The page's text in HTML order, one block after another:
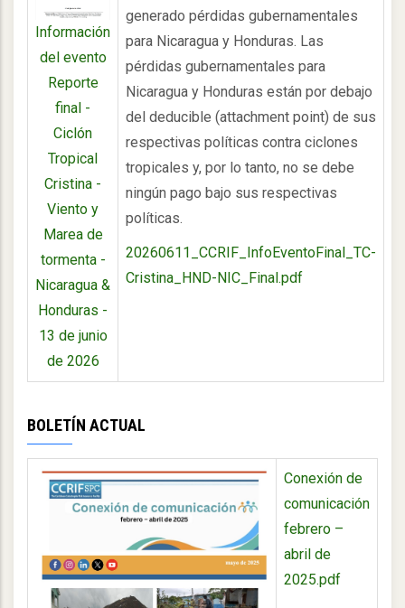
Información
del evento
Reporte
final -
Ciclón
Tropical
Cristina -
Viento y
Marea de
tormenta -
Nicaragua &
Honduras -
13 de junio
de 2026
generado pérdidas gubernamentales
para Nicaragua y Honduras. Las
pérdidas gubernamentales para
Nicaragua y Honduras están por debajo
del deducible (attachment point) de sus
respectivas políticas contra ciclones
tropicales y, por lo tanto, no se debe
ningún pago bajo sus respectivas
políticas.
20260611_CCRIF_InfoEventoFinal_TC-
Cristina_HND-NIC_Final.pdf
BOLETÍN ACTUAL
Conexión de
comunicación
febrero –
abril de
2025.pdf